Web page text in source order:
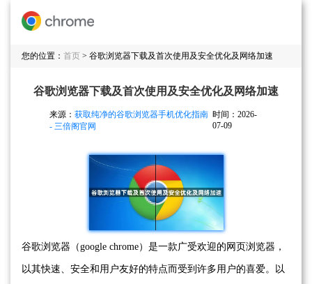
您的位置： 首页 > 谷歌浏览器下载及首次使用及安全优化及网络加速
谷歌浏览器下载及首次使用及安全优化及网络加速
来源： 获取纯净的谷歌浏览器手机优化指南
- 三倍阁官网
时间：2026-
07-09
谷歌浏览器（google chrome）是一款广受欢迎的网页浏览器，
以其快速、安全和用户友好的特点而受到许多用户的喜爱。以